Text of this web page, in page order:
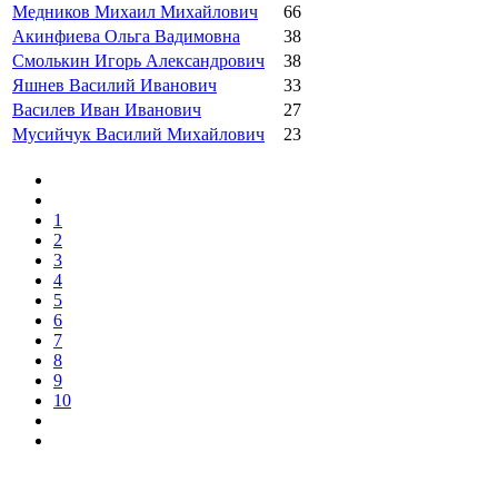
Медников Михаил Михайлович
66
Акинфиева Ольга Вадимовна
38
Смолькин Игорь Александрович
38
Яшнев Василий Иванович
33
Василев Иван Иванович
27
Мусийчук Василий Михайлович
23
1
2
3
4
5
6
7
8
9
10